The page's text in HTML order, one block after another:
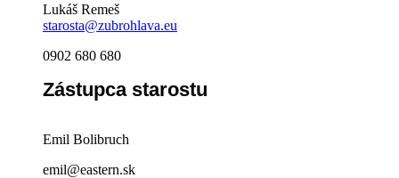
Lukáš Remeš
starosta@zubrohlava.eu
0902 680 680
Zástupca starostu
Emil Bolibruch
emil@eastern.sk